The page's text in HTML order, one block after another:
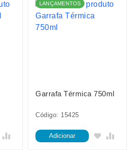
LANÇAMENTOS
Garrafa Térmica 750ml
Código: 15425
Adicionar